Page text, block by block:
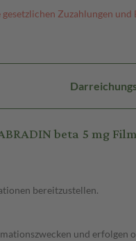
Zuzahlungen und
beta 5 mg
bereitzustellen.
und